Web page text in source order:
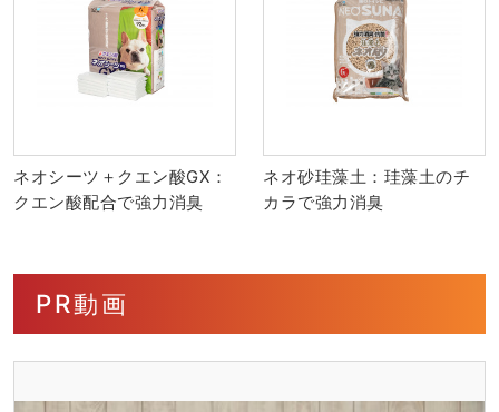
ネオシーツ＋クエン酸GX：
クエン酸配合で強力消臭
ネオ砂珪藻土：珪藻土のチ
カラで強力消臭
PR動画